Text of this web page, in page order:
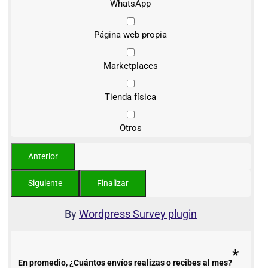
WhatsApp
Página web propia
Marketplaces
Tienda física
Otros
ByWordpress Survey plugin
En promedio, ¿Cuántos envíos realizas o recibes al mes?*